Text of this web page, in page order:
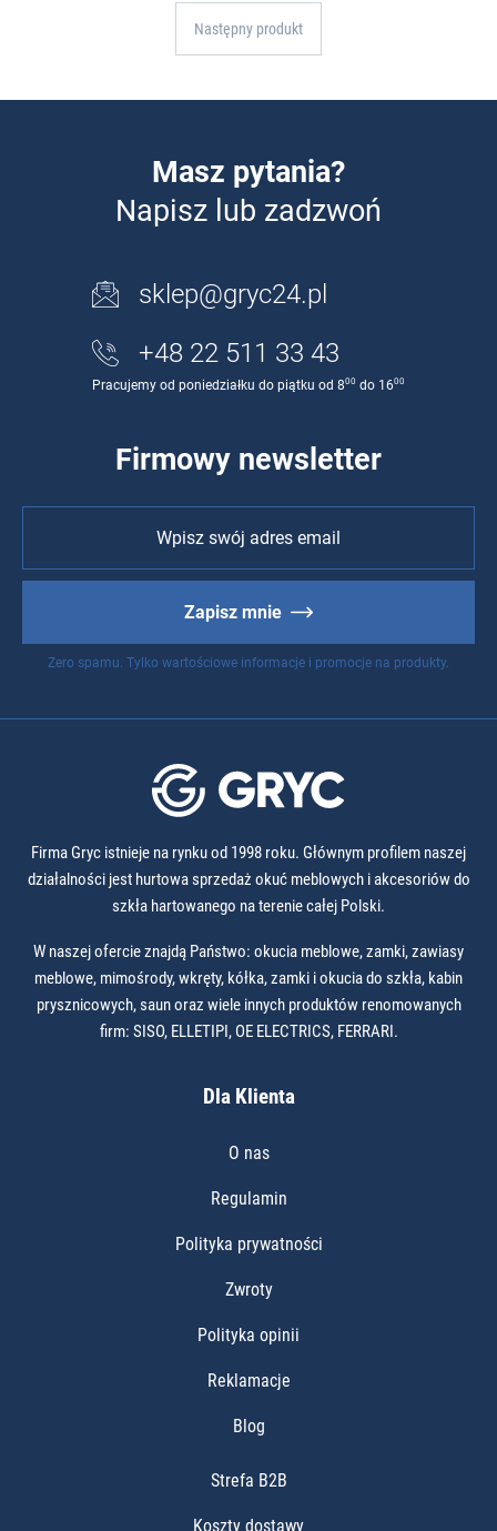
Następny produkt
Masz pytania?
Napisz lub zadzwoń
sklep@gryc24.pl
+48 22 511 33 43
Pracujemy od poniedziałku do piątku od 800 do 1600
Firmowy newsletter
Zapisz mnie
Zero spamu. Tylko wartościowe informacje i promocje na produkty.
Firma Gryc istnieje na rynku od 1998 roku. Głównym profilem naszej
działalności jest hurtowa sprzedaż okuć meblowych i akcesoriów do
szkła hartowanego na terenie całej Polski.
W naszej ofercie znajdą Państwo: okucia meblowe, zamki, zawiasy
meblowe, mimośrody, wkręty, kółka, zamki i okucia do szkła, kabin
prysznicowych, saun oraz wiele innych produktów renomowanych
firm: SISO, ELLETIPI, OE ELECTRICS, FERRARI.
Dla Klienta
O nas
Regulamin
Polityka prywatności
Zwroty
Polityka opinii
Reklamacje
Blog
Strefa B2B
Koszty dostawy